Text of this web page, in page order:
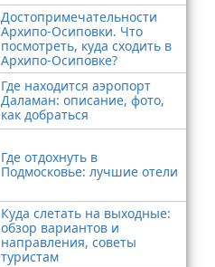
Достопримечательности
Архипо-Осиповки. Что
посмотреть, куда сходить в
Архипо-Осиповке?
Где находится аэропорт
Даламан: описание, фото,
как добраться
Где отдохнуть в
Подмосковье: лучшие отели
Куда слетать на выходные:
обзор вариантов и
направления, советы
туристам